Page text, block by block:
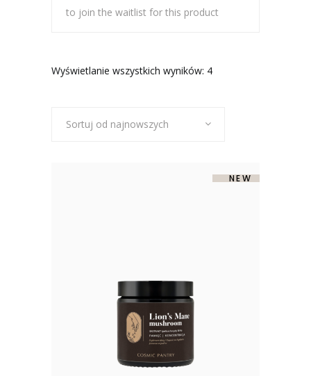
to join the waitlist for this product
Wyświetlanie wszystkich wyników: 4Posortowane
Sortuj od najnowszych
-50%
SOLD
NEW